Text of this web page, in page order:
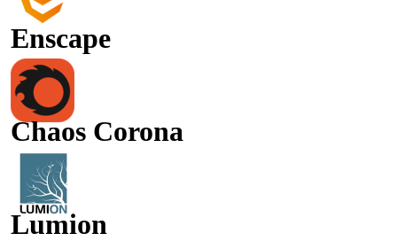
Enscape
Chaos Corona
Lumion